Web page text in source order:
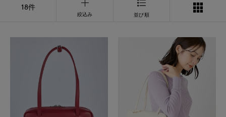
18件
絞込み 並び順